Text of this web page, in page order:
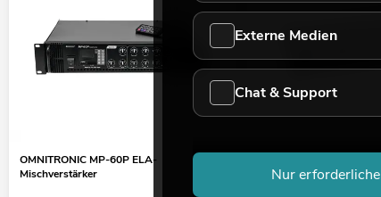
OMNITRONIC MP-60P ELA-
Mischverstärker
Mischverstärker
Externe Medien
Chat & Support
Nur erforderliche